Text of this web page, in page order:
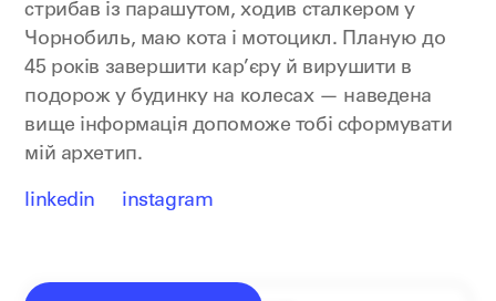
стрибав із парашутом, ходив сталкером у
Чорнобиль, маю кота і мотоцикл. Планую до
45 років завершити кар’єру й вирушити в
подорож у будинку на колесах — наведена
вище інформація допоможе тобі сформувати
мій архетип.
linkedin instagram